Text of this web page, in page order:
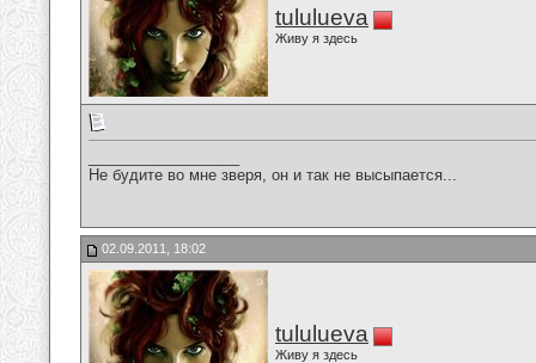
tululueva
Живу я здесь
Не будите во мне зверя, он и так не высыпается...
02.09.2011, 18:02
tululueva
Живу я здесь